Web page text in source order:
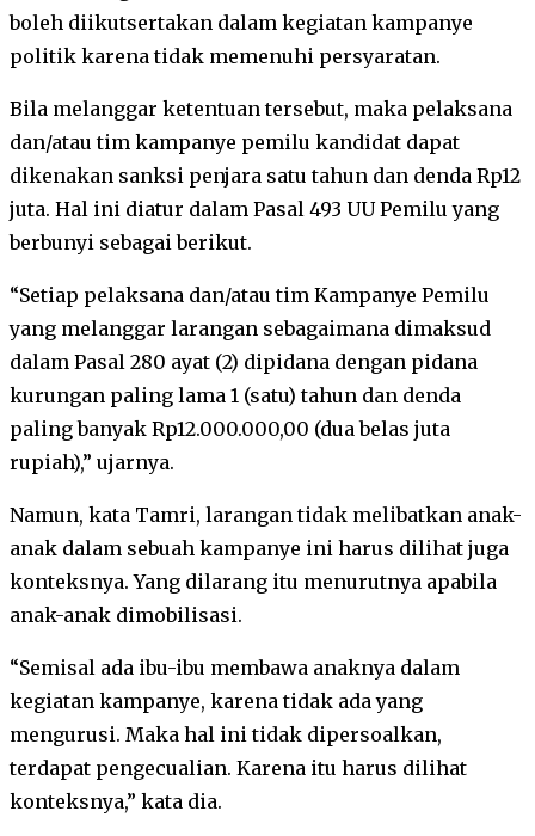
boleh diikutsertakan dalam kegiatan kampanye
politik karena tidak memenuhi persyaratan.
Bila melanggar ketentuan tersebut, maka pelaksana
dan/atau tim kampanye pemilu kandidat dapat
dikenakan sanksi penjara satu tahun dan denda Rp12
juta. Hal ini diatur dalam Pasal 493 UU Pemilu yang
berbunyi sebagai berikut.
“Setiap pelaksana dan/atau tim Kampanye Pemilu
yang melanggar larangan sebagaimana dimaksud
dalam Pasal 280 ayat (2) dipidana dengan pidana
kurungan paling lama 1 (satu) tahun dan denda
paling banyak Rp12.000.000,00 (dua belas juta
rupiah),” ujarnya.
Namun, kata Tamri, larangan tidak melibatkan anak-
anak dalam sebuah kampanye ini harus dilihat juga
konteksnya. Yang dilarang itu menurutnya apabila
anak-anak dimobilisasi.
“Semisal ada ibu-ibu membawa anaknya dalam
kegiatan kampanye, karena tidak ada yang
mengurusi. Maka hal ini tidak dipersoalkan,
terdapat pengecualian. Karena itu harus dilihat
konteksnya,” kata dia.